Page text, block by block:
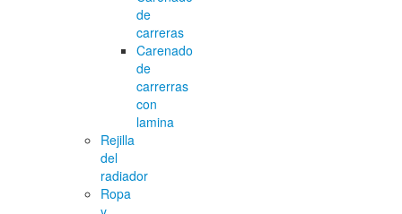
de
carreras
Carenado
de
carrerras
con
lamina
Rejilla
del
radiador
Ropa